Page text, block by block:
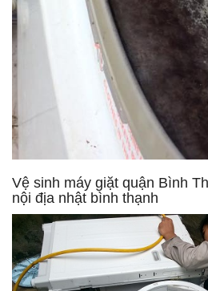
Vệ sinh máy giặt quận Bình
nội địa nhật bình thạnh